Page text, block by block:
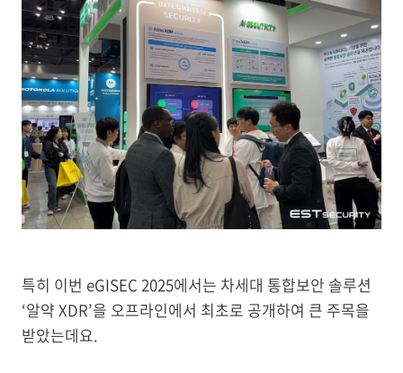
특히 이번 eGISEC 2025에서는 차세대 통합보안 솔루션
‘알약 XDR’을 오프라인에서 최초로 공개하여 큰 주목을
받았는데요.